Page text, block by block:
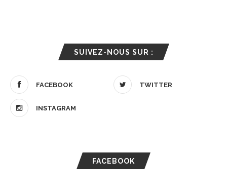
SUIVEZ-NOUS SUR :
FACEBOOK TWITTER
INSTAGRAM
FACEBOOK